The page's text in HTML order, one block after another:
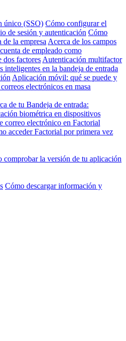
único (SSO) Cómo configurar el
de sesión y autenticación Cómo
la empresa Acerca de los campos
de empleado como
dos factores Autenticación multifactor
inteligentes en la bandeja de entrada
Aplicación móvil: qué se puede y
electrónicos en masa
de tu Bandeja de entrada:
biométrica en dispositivos
correo electrónico en Factorial
acceder Factorial por primera vez
comprobar la versión de tu aplicación
Cómo descargar información y